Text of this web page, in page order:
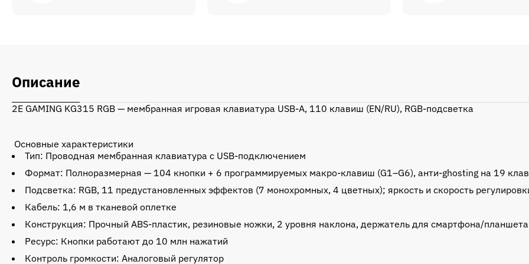
Описание
2E GAMING KG315 RGB — мембранная игровая клавиатура USB-A, 110 клавиш (EN/RU), RGB‑подсветка
Основные характеристики
Тип: Проводная мембранная клавиатура с USB‑подключением
Формат: Полноразмерная — 104 кнопки + 6 программируемых макро-клавиш (G1–G6), анти-ghosting на 19
Подсветка: RGB, 11 предустановленных эффектов (7 монохромных, 4 цветных); яркость и скорость
Кабель: 1,6 м в тканевой оплетке
Конструкция: Прочный ABS-пластик, резиновые ножки, 2 уровня наклона, держатель для смартфона/планшета
Ресурс: Кнопки работают до 10 млн нажатий
Контроль громкости: Аналоговый регулятор